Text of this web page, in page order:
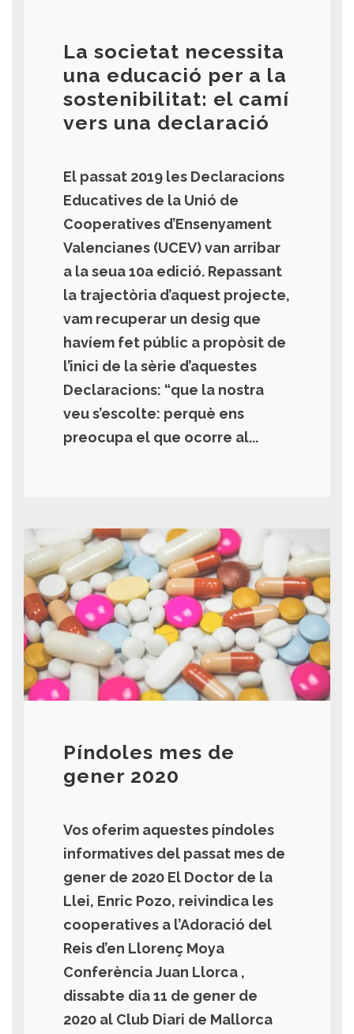
La societat necessita
una educació per a la
sostenibilitat: el camí
vers una declaració
El passat 2019 les Declaracions
Educatives de la Unió de
Cooperatives d’Ensenyament
Valencianes (UCEV) van arribar
a la seua 10a edició. Repassant
la trajectòria d’aquest projecte,
vam recuperar un desig que
havíem fet públic a propòsit de
l’inici de la sèrie d’aquestes
Declaracions: “que la nostra
veu s’escolte: perquè ens
preocupa el que ocorre al...
Píndoles mes de
gener 2020
Vos oferim aquestes píndoles
informatives del passat mes de
gener de 2020 El Doctor de la
Llei, Enric Pozo, reivindica les
cooperatives a l’Adoració del
Reis d’en Llorenç Moya
Conferència Juan Llorca ,
dissabte dia 11 de gener de
2020 al Club Diari de Mallorca